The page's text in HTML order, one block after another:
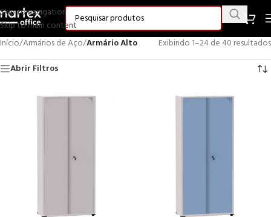
Skip to navigation
Skip to main content
Início/Armários de Aço/Armário Alto
Exibindo 1–24 de 40 resultados
Abrir Filtros